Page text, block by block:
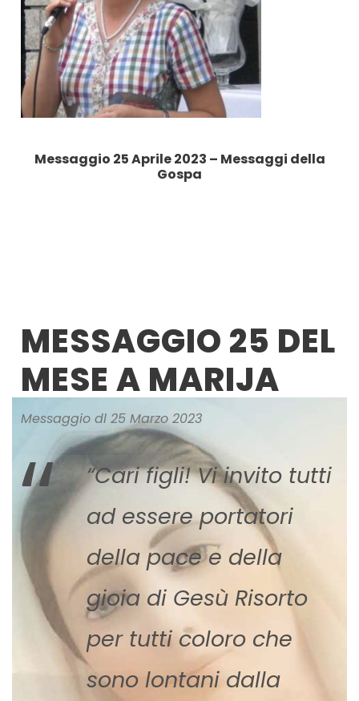
Messaggio 25 Aprile 2023 – Messaggi della
Gospa
MESSAGGIO 25 DEL
MESE A MARIJA
Messaggio dl 25 Marzo 2023
“
“Cari figli! Vi invito tutti
ad essere portatori
della pace e della
gioia di Gesù Risorto
per tutti coloro che
sono lontani dalla